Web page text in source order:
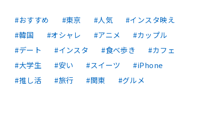
おすすめ 東京 人気
インスタ映え
韓国
オシャレ アニメ
カップル
デート
インスタ 食べ歩き
カフェ
大学生
安い スイーツ
iPhone
推し活
旅行 関東 グルメ